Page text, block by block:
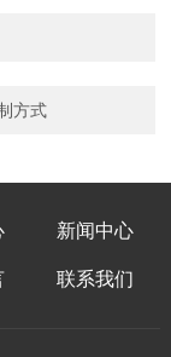
方式
新闻中心
联系我们